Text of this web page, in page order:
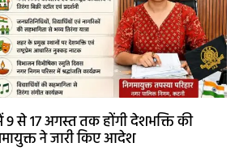
9 से 17 अगस्त तक होंगी देशभक्ति की
ने जारी किए आदेश